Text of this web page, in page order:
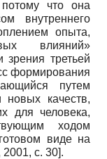
что она
внутреннего
опыта,
влияний»
третьей
формирования
путем
новых качеств,
для человека,
ходом
виде на
2001, с. 30].